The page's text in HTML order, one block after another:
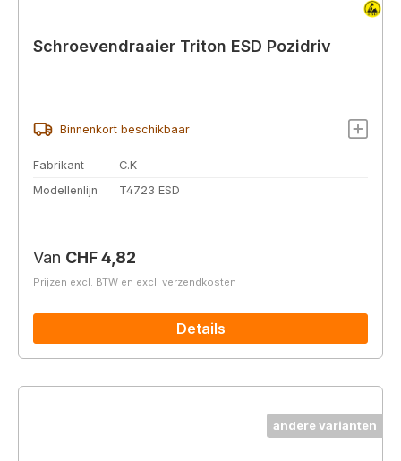
Schroevendraaier Triton ESD Pozidriv
Binnenkort beschikbaar
Fabrikant
C.K
Modellenlijn
T4723 ESD
Normale prijs:
Van CHF 4,82
Prijzen excl. BTW en excl. verzendkosten
Details
andere varianten